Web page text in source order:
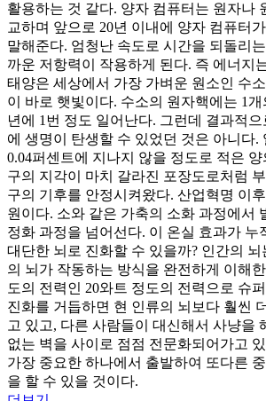
활용하는 것 같다. 양자 컴퓨터는 원자나
교하며 앞으로 20년 이내에 양자 컴퓨터
말해준다. 엄청난 속도로 시간을 되돌리
까운 저항력이 작용하게 된다. 즉 에너지
태양은 세상에서 가장 가벼운 원소인 수
이 바로 햇빛이다. 수소의 원자핵에는 1
년에 1번 정도 일어난다. 그런데 결과적
에 생명이 탄생할 수 있었던 것은 아니다
0.04퍼센트에 지나지 않을 정도로 적은
구의 지각이 마치 갈라진 포장도로처럼
구의 기후를 안정시켜왔다. 산업혁명 이
원이다. 소와 같은 가축의 소화 과정에서
정화 과정을 넘어선다. 이 온실 효과가
대단한 뇌로 진화할 수 있을까? 인간의
의 뇌가 작동하는 방식을 완전하게 이해
도의 전력인 20와트 정도의 전력으로 슈
진화를 거듭하면 현 인류의 뇌보다 훨씬
고 있고, 다른 사람들이 대신해서 사냥을
없는 벽을 사이로 점점 전문화되어가고
가장 중요한 하나에서 출발하여 또다른
을 할 수 있을 것이다.